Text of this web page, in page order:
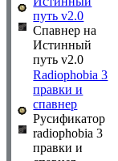
путь v2.0
Спавнер на
Истинный
путь v2.0
Radiophobia 3
правки и
спавнер
Русификатор
radiophobia 3
правки и